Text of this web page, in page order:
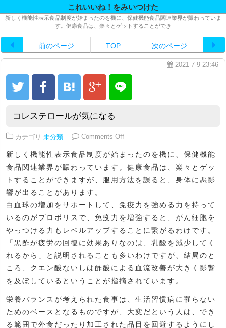
これいいね！をみいつけた
新しく機能性表示食品制度が始まったのを機に、保健機能食品関連業界が賑わっていま
す。健康食品は、楽々とゲットすることができ
前のページ TOP 次のページ
2021-7-9 23:46
コレステロールが気になる
カテゴリ 未分類 Comments Offon コレステロールが気になる
新しく機能性表示食品制度が始まったのを機に、保健機能
食品関連業界が賑わっています。健康食品は、楽々とゲッ
トすることができますが、服用方法を誤ると、身体に悪影
響が出ることがあります。
白血球の増加をサポートして、免疫力を強める力を持って
いるのがプロポリスで、免疫力を増強すると、がん細胞を
やっつける力もレベルアップすることに繋がるわけです。
「黒酢が疲労の回復に効果ありなのは、乳酸を減少してく
れるから」と説明されることも多いわけですが、結局のと
ころ、クエン酸ないしは酢酸による血流改善が大きく影響
を及ぼしているということが指摘されています。
栄養バランスが考えられた食事は、生活習慣病に罹らない
ためのベースとなるものですが、大変だという人は、でき
る範囲で外食だったり加工された品目を回避するようにし